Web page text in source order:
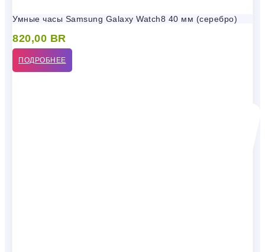
Умные часы Samsung Galaxy Watch8 40 мм (серебро)
820,00 BR
ПОДРОБНЕЕ